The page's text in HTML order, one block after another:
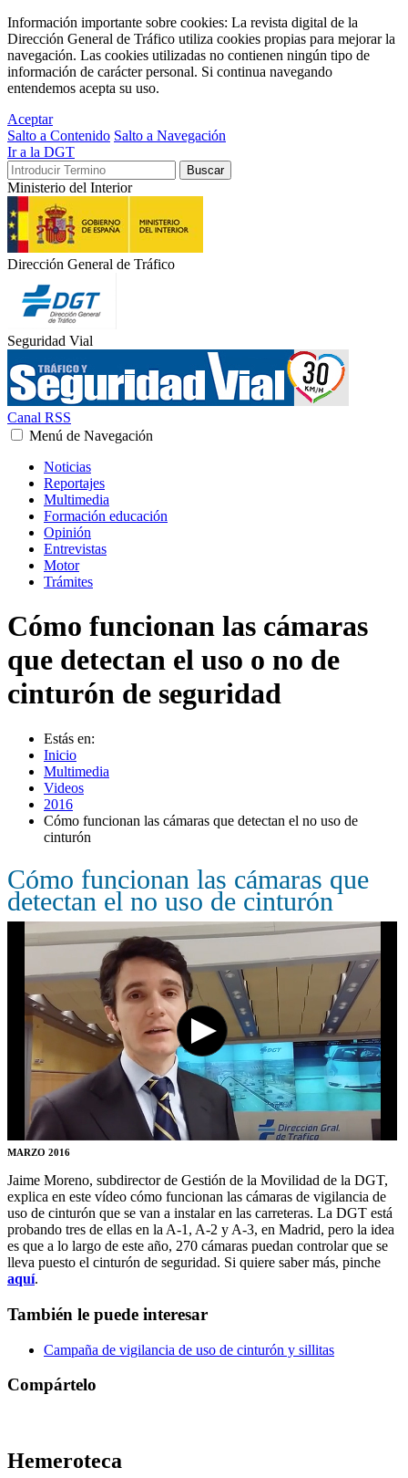
Información importante sobre cookies: La revista digital de la
Dirección General de Tráfico utiliza cookies propias para mejorar la
navegación. Las cookies utilizadas no contienen ningún tipo de
información de carácter personal. Si continua navegando
entendemos acepta su uso.
Aceptar
Salto a Contenido Salto a Navegación
Ir a la DGT
Ministerio del Interior
Dirección General de Tráfico
Seguridad Vial
Canal RSS
Menú de Navegación
Noticias
Reportajes
Multimedia
Formación educación
Opinión
Entrevistas
Motor
Trámites
Cómo funcionan las cámaras
que detectan el uso o no de
cinturón de seguridad
Estás en:
Inicio
Multimedia
Videos
2016
Cómo funcionan las cámaras que detectan el no uso de
cinturón
Cómo funcionan las cámaras que
detectan el no uso de cinturón
MARZO 2016
Jaime Moreno, subdirector de Gestión de la Movilidad de la DGT,
explica en este vídeo cómo funcionan las cámaras de vigilancia de
uso de cinturón que se van a instalar en las carreteras. La DGT está
probando tres de ellas en la A-1, A-2 y A-3, en Madrid, pero la idea
es que a lo largo de este año, 270 cámaras puedan controlar que se
lleva puesto el cinturón de seguridad. Si quiere saber más, pinche
aquí.
También le puede interesar
Campaña de vigilancia de uso de cinturón y sillitas
Compártelo
Hemeroteca